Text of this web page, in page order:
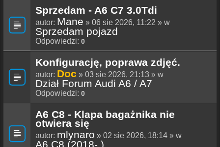
Sprzedam - A6 C7 3.0Tdi
autor: Mane » 06 sie 2026, 11:22 » w
Sprzedam pojazd
Odpowiedzi: 0
Konfigurację, poprawa zdjęć.
autor: Doc » 03 sie 2026, 21:13 » w
Dział Forum Audi A6 / A7
Odpowiedzi: 0
A6 C8 - Klapa bagażnika nie
otwiera się
autor: mlynaro » 02 sie 2026, 18:14 » w
A6 C8 (2018- )